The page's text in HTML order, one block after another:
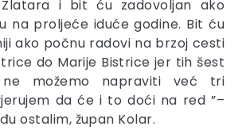
i bit ću zadovoljan ako
na proljeće iduće godine. Bit ću
ako počnu radovi na brzoj cesti
do Marije Bistrice jer tih šest
ne možemo napraviti već tri
da će i to doći na red ”–
ostalim, župan Kolar.